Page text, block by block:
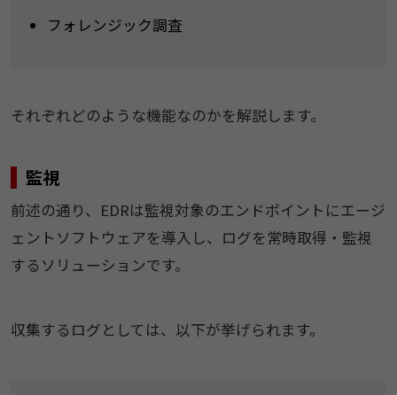
フォレンジック調査
それぞれどのような機能なのかを解説します。
監視
前述の通り、EDRは監視対象のエンドポイントにエージ
ェントソフトウェアを導入し、ログを常時取得・監視
するソリューションです。
収集するログとしては、以下が挙げられます。